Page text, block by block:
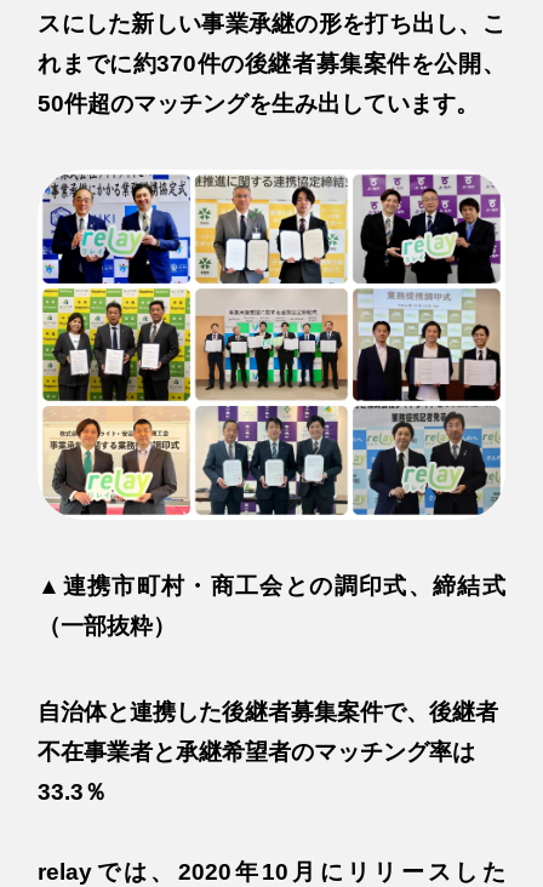
スにした新しい事業承継の形を打ち出し、こ
れまでに約370件の後継者募集案件を公開、
50件超のマッチングを生み出しています。
▲連携市町村・商工会との調印式、締結式
（一部抜粋）
自治体と連携した後継者募集案件で、後継者
不在事業者と承継希望者のマッチング率は
33.3％
relayでは、2020年10月にリリースした